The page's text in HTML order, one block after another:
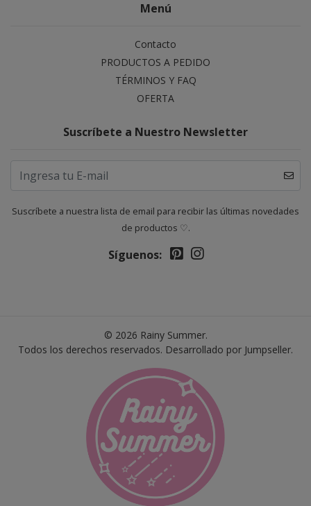
Menú
Contacto
PRODUCTOS A PEDIDO
TÉRMINOS Y FAQ
OFERTA
Suscríbete a Nuestro Newsletter
Suscríbete a nuestra lista de email para recibir las últimas novedades
de productos ♡.
Síguenos:
© 2026 Rainy Summer.
Todos los derechos reservados. Desarrollado por Jumpseller.